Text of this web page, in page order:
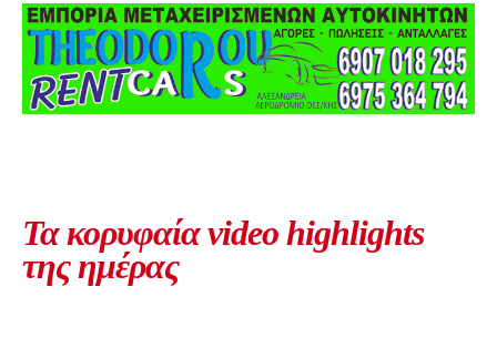
Τα κορυφαία video highlights
της ημέρας